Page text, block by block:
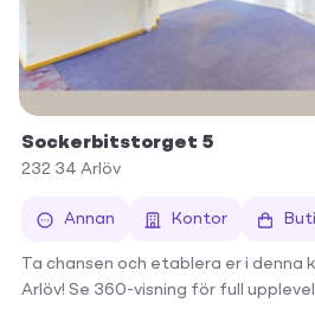
Sockerbitstorget 5
232 34 Arlöv
Annan Kontor
Ta chansen och etablera er i denna
Arlöv! Se 360-visning för full